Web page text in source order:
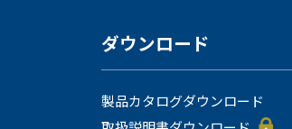
ダウンロード
製品カタログダウンロード